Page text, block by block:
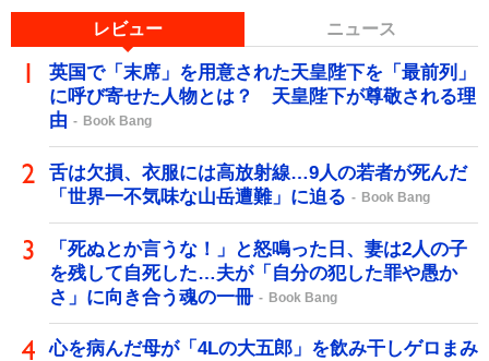
レビュー ニュース
英国で「末席」を用意された天皇陛下を「最前列」
に呼び寄せた人物とは？ 天皇陛下が尊敬される理
由
Book Bang
舌は欠損、衣服には高放射線…9人の若者が死んだ
「世界一不気味な山岳遭難」に迫る
Book Bang
「死ぬとか言うな！」と怒鳴った日、妻は2人の子
を残して自死した…夫が「自分の犯した罪や愚か
さ」に向き合う魂の一冊
Book Bang
心を病んだ母が「4Lの大五郎」を飲み干しゲロまみ